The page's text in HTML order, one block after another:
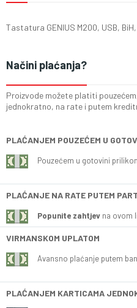
Tastatura GENIUS M200, USB,
Načini plaćanja?
Proizvode možete platiti
jednokratno, na rate i putem
PLAĆANJEM POUZEĆEM U
Pouzećem u gotovini
PLAĆANJE NA RATE PUTEM
Popunite zahtjev na ovom
VIRMANSKOM UPLATOM
Avansno plaćanje putem
PLAĆANJEM KARTICAMA